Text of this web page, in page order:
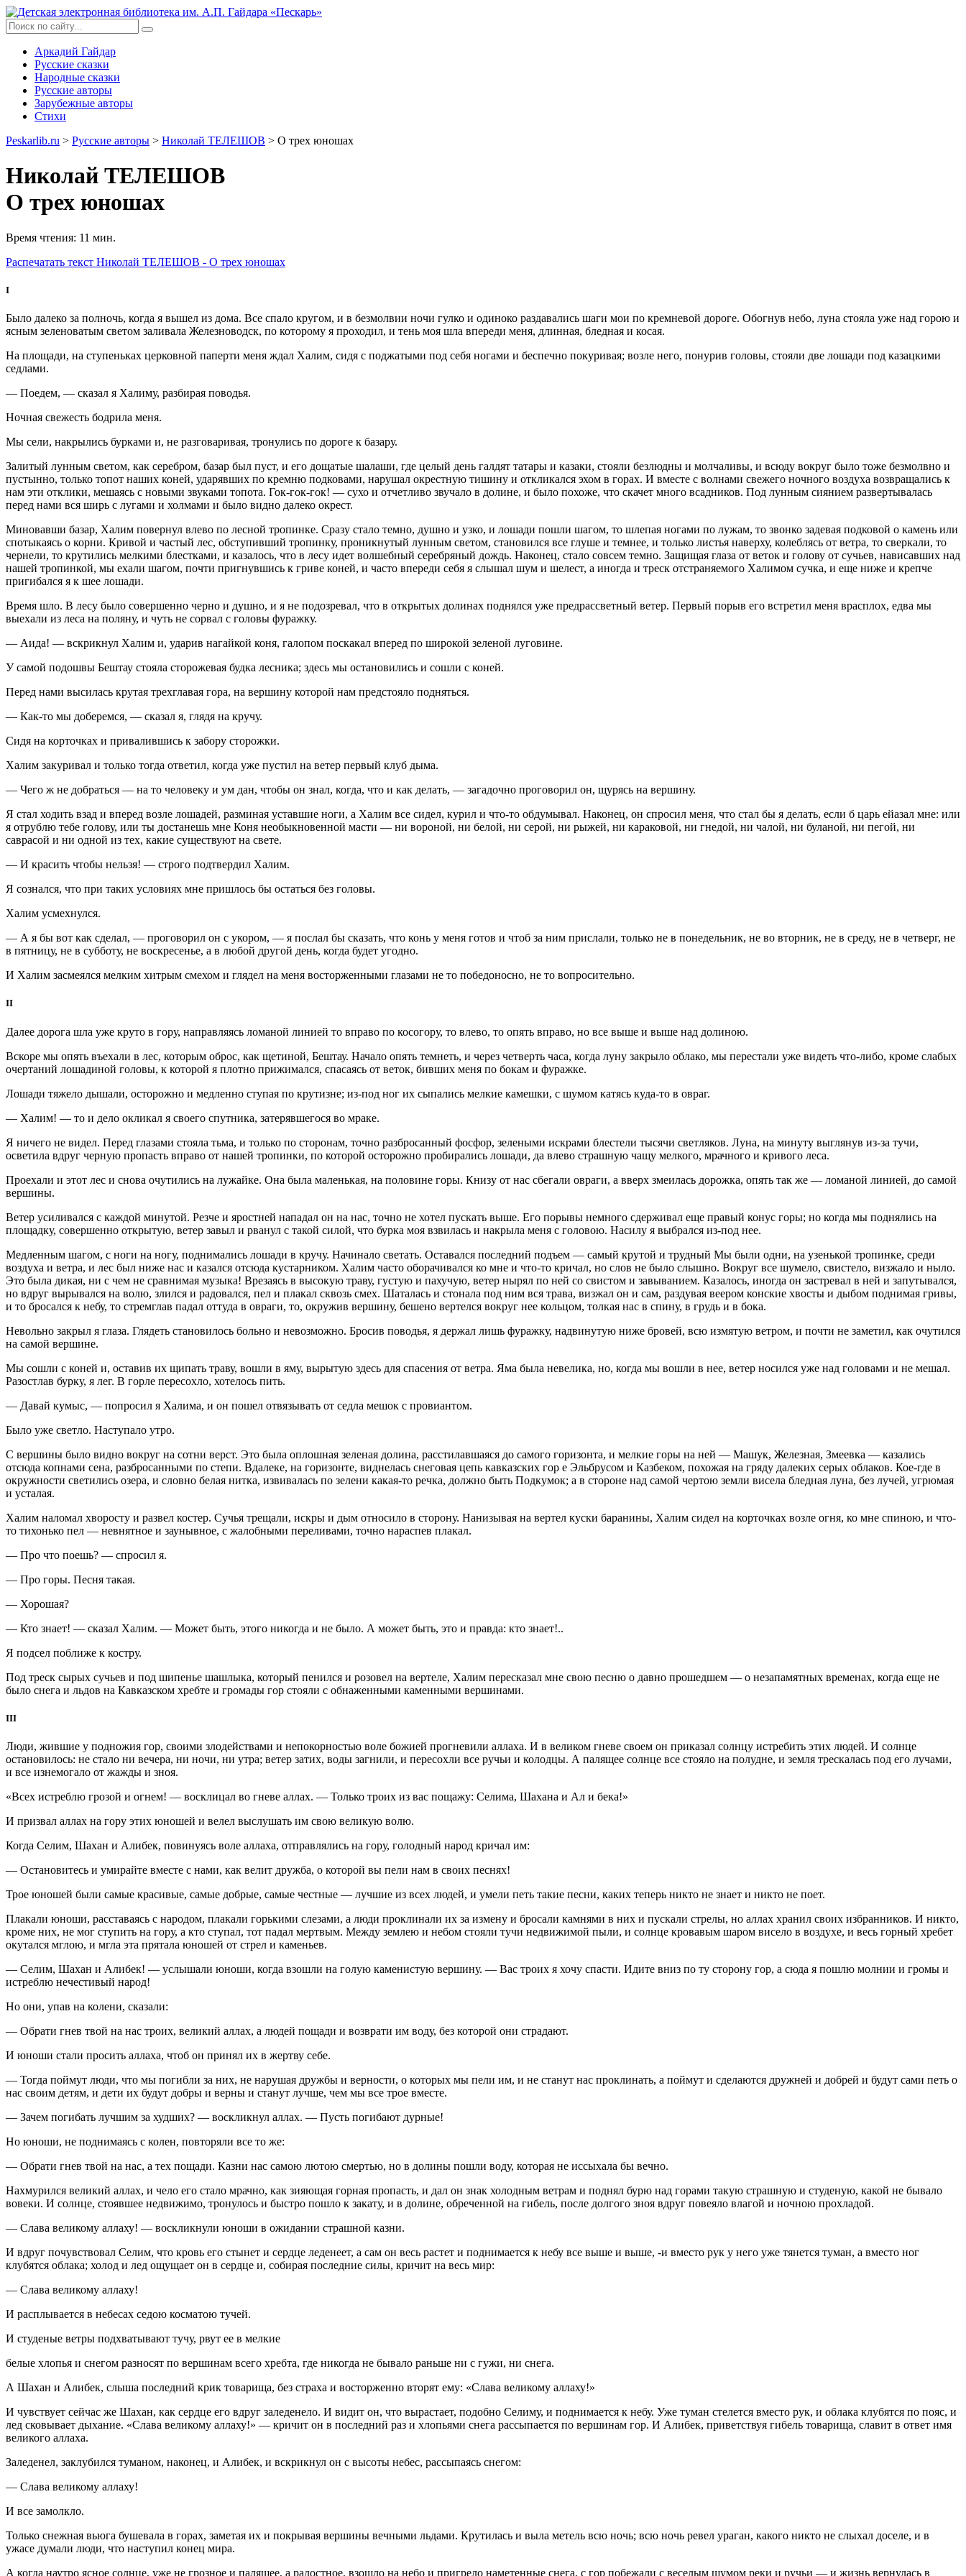
Аркадий Гайдар
Русские сказки
Народные сказки
Русские авторы
Зарубежные авторы
Стихи
Peskarlib.ru > Русские авторы > Николай ТЕЛЕШОВ > О трех юношах
Николай ТЕЛЕШОВ
О трех юношах
Время чтения: 11 мин.
Распечатать текст Николай ТЕЛЕШОВ - О трех юношах
I
Было далеко за полночь, когда я вышел из дома. Все спало кругом, и в безмолвии ночи гулко и одиноко раздавались шаги мои по кремневой дороге. Обогнув небо, луна стояла уже над горою и
ясным зеленоватым светом заливала Железноводск, по которому я проходил, и тень моя шла впереди меня, длинная, бледная и косая.
На площади, на ступеньках церковной паперти меня ждал Халим, сидя с поджатыми под себя ногами и беспечно покуривая; возле него, понурив головы, стояли две лошади под казацкими
седлами.
— Поедем, — сказал я Халиму, разбирая поводья.
Ночная свежесть бодрила меня.
Мы сели, накрылись бурками и, не разговаривая, тронулись по дороге к базару.
Залитый лунным светом, как серебром, базар был пуст, и его дощатые шалаши, где целый день галдят татары и казаки, стояли безлюдны и молчаливы, и всюду вокруг было тоже безмолвно и
пустынно, только топот наших коней, ударявших по кремню подковами, нарушал окрестную тишину и откликался эхом в горах. И вместе с волнами свежего ночного воздуха возвращались к
нам эти отклики, мешаясь с новыми звуками топота. Гок-гок-гок! — сухо и отчетливо звучало в долине, и было похоже, что скачет много всадников. Под лунным сиянием развертывалась
перед нами вся ширь с лугами и холмами и было видно далеко окрест.
Миновавши базар, Халим повернул влево по лесной тропинке. Сразу стало темно, душно и узко, и лошади пошли шагом, то шлепая ногами по лужам, то звонко задевая подковой о камень или
спотыкаясь о корни. Кривой и частый лес, обступивший тропинку, проникнутый лунным светом, становился все глуше и темнее, и только листья наверху, колеблясь от ветра, то сверкали, то
чернели, то крутились мелкими блестками, и казалось, что в лесу идет волшебный серебряный дождь. Наконец, стало совсем темно. Защищая глаза от веток и голову от сучьев, нависавших над
нашей тропинкой, мы ехали шагом, почти пригнувшись к гриве коней, и часто впереди себя я слышал шум и шелест, а иногда и треск отстраняемого Халимом сучка, и еще ниже и крепче
пригибался я к шее лошади.
Время шло. В лесу было совершенно черно и душно, и я не подозревал, что в открытых долинах поднялся уже предрассветный ветер. Первый порыв его встретил меня врасплох, едва мы
выехали из леса на поляну, и чуть не сорвал с головы фуражку.
— Аида! — вскрикнул Халим и, ударив нагайкой коня, галопом поскакал вперед по широкой зеленой луговине.
У самой подошвы Бештау стояла сторожевая будка лесника; здесь мы остановились и сошли с коней.
Перед нами высилась крутая трехглавая гора, на вершину которой нам предстояло подняться.
— Как-то мы доберемся, — сказал я, глядя на кручу.
Сидя на корточках и привалившись к забору сторожки.
Халим закуривал и только тогда ответил, когда уже пустил на ветер первый клуб дыма.
— Чего ж не добраться — на то человеку и ум дан, чтобы он знал, когда, что и как делать, — загадочно проговорил он, щурясь на вершину.
Я стал ходить взад и вперед возле лошадей, разминая уставшие ноги, а Халим все сидел, курил и что-то обдумывал. Наконец, он спросил меня, что стал бы я делать, если б царь ейазал мне: или
я отрублю тебе голову, или ты достанешь мне Коня необыкновенной масти — ни вороной, ни белой, ни серой, ни рыжей, ни караковой, ни гнедой, ни чалой, ни буланой, ни пегой, ни
саврасой и ни одной из тех, какие существуют на свете.
— И красить чтобы нельзя! — строго подтвердил Халим.
Я сознался, что при таких условиях мне пришлось бы остаться без головы.
Халим усмехнулся.
— А я бы вот как сделал, — проговорил он с укором, — я послал бы сказать, что конь у меня готов и чтоб за ним прислали, только не в понедельник, не во вторник, не в среду, не в четверг, не
в пятницу, не в субботу, не воскресенье, а в любой другой день, когда будет угодно.
И Халим засмеялся мелким хитрым смехом и глядел на меня восторженными глазами не то победоносно, не то вопросительно.
II
Далее дорога шла уже круто в гору, направляясь ломаной линией то вправо по косогору, то влево, то опять вправо, но все выше и выше над долиною.
Вскоре мы опять въехали в лес, которым оброс, как щетиной, Бештау. Начало опять темнеть, и через четверть часа, когда луну закрыло облако, мы перестали уже видеть что-либо, кроме слабых
очертаний лошадиной головы, к которой я плотно прижимался, спасаясь от веток, бивших меня по бокам и фуражке.
Лошади тяжело дышали, осторожно и медленно ступая по крутизне; из-под ног их сыпались мелкие камешки, с шумом катясь куда-то в овраг.
— Халим! — то и дело окликал я своего спутника, затерявшегося во мраке.
Я ничего не видел. Перед глазами стояла тьма, и только по сторонам, точно разбросанный фосфор, зелеными искрами блестели тысячи светляков. Луна, на минуту выглянув из-за тучи,
осветила вдруг черную пропасть вправо от нашей тропинки, по которой осторожно пробирались лошади, да влево страшную чащу мелкого, мрачного и кривого леса.
Проехали и этот лес и снова очутились на лужайке. Она была маленькая, на половине горы. Книзу от нас сбегали овраги, а вверх змеилась дорожка, опять так же — ломаной линией, до самой
вершины.
Ветер усиливался с каждой минутой. Резче и яростней нападал он на нас, точно не хотел пускать выше. Его порывы немного сдерживал еще правый конус горы; но когда мы поднялись на
площадку, совершенно открытую, ветер завыл и рванул с такой силой, что бурка моя взвилась и накрыла меня с головою. Насилу я выбрался из-под нее.
Медленным шагом, с ноги на ногу, поднимались лошади в кручу. Начинало светать. Оставался последний подъем — самый крутой и трудный Мы были одни, на узенькой тропинке, среди
воздуха и ветра, и лес был ниже нас и казался отсюда кустарником. Халим часто оборачивался ко мне и что-то кричал, но слов не было слышно. Вокруг все шумело, свистело, визжало и ныло.
Это была дикая, ни с чем не сравнимая музыка! Врезаясь в высокую траву, густую и пахучую, ветер нырял по ней со свистом и завыванием. Казалось, иногда он застревал в ней и запутывался,
но вдруг вырывался на волю, злился и радовался, пел и плакал сквозь смех. Шаталась и стонала под ним вся трава, визжал он и сам, раздувая веером конские хвосты и дыбом поднимая гривы,
и то бросался к небу, то стремглав падал оттуда в овраги, то, окружив вершину, бешено вертелся вокруг нее кольцом, толкая нас в спину, в грудь и в бока.
Невольно закрыл я глаза. Глядеть становилось больно и невозможно. Бросив поводья, я держал лишь фуражку, надвинутую ниже бровей, всю измятую ветром, и почти не заметил, как очутился
на самой вершине.
Мы сошли с коней и, оставив их щипать траву, вошли в яму, вырытую здесь для спасения от ветра. Яма была невелика, но, когда мы вошли в нее, ветер носился уже над головами и не мешал.
Разостлав бурку, я лег. В горле пересохло, хотелось пить.
— Давай кумыс, — попросил я Халима, и он пошел отвязывать от седла мешок с провиантом.
Было уже светло. Наступало утро.
С вершины было видно вокруг на сотни верст. Это была оплошная зеленая долина, расстилавшаяся до самого горизонта, и мелкие горы на ней — Машук, Железная, Змеевка — казались
отсюда копнами сена, разбросанными по степи. Вдалеке, на горизонте, виднелась снеговая цепь кавказских гор е Эльбрусом и Казбеком, похожая на гряду далеких серых облаков. Кое-где в
окружности светились озера, и словно белая нитка, извивалась по зелени какая-то речка, должно быть Подкумок; а в стороне над самой чертою земли висела бледная луна, без лучей, угрюмая
и усталая.
Халим наломал хворосту и развел костер. Сучья трещали, искры и дым относило в сторону. Нанизывая на вертел куски баранины, Халим сидел на корточках возле огня, ко мне спиною, и что-
то тихонько пел — невнятное и заунывное, с жалобными переливами, точно нараспев плакал.
— Про что поешь? — спросил я.
— Про горы. Песня такая.
— Хорошая?
— Кто знает! — сказал Халим. — Может быть, этого никогда и не было. А может быть, это и правда: кто знает!..
Я подсел поближе к костру.
Под треск сырых сучьев и под шипенье шашлыка, который пенился и розовел на вертеле, Халим пересказал мне свою песню о давно прошедшем — о незапамятных временах, когда еще не
было снега и льдов на Кавказском хребте и громады гор стояли с обнаженными каменными вершинами.
III
Люди, жившие у подножия гор, своими злодействами и непокорностью воле божией прогневили аллаха. И в великом гневе своем он приказал солнцу истребить этих людей. И солнце
остановилось: не стало ни вечера, ни ночи, ни утра; ветер затих, воды загнили, и пересохли все ручьи и колодцы. А палящее солнце все стояло на полудне, и земля трескалась под его лучами,
и все изнемогало от жажды и зноя.
«Всех истреблю грозой и огнем! — восклицал во гневе аллах. — Только троих из вас пощажу: Селима, Шахана и Ал и бека!»
И призвал аллах на гору этих юношей и велел выслушать им свою великую волю.
Когда Селим, Шахан и Алибек, повинуясь воле аллаха, отправлялись на гору, голодный народ кричал им:
— Остановитесь и умирайте вместе с нами, как велит дружба, о которой вы пели нам в своих песнях!
Трое юношей были самые красивые, самые добрые, самые честные — лучшие из всех людей, и умели петь такие песни, каких теперь никто не знает и никто не поет.
Плакали юноши, расставаясь с народом, плакали горькими слезами, а люди проклинали их за измену и бросали камнями в них и пускали стрелы, но аллах хранил своих избранников. И никто,
кроме них, не мог ступить на гору, а кто ступал, тот падал мертвым. Между землею и небом стояли тучи недвижимой пыли, и солнце кровавым шаром висело в воздухе, и весь горный хребет
окутался мглою, и мгла эта прятала юношей от стрел и каменьев.
— Селим, Шахан и Алибек! — услышали юноши, когда взошли на голую каменистую вершину. — Вас троих я хочу спасти. Идите вниз по ту сторону гор, а сюда я пошлю молнии и громы и
истреблю нечестивый народ!
Но они, упав на колени, сказали:
— Обрати гнев твой на нас троих, великий аллах, а людей пощади и возврати им воду, без которой они страдают.
И юноши стали просить аллаха, чтоб он принял их в жертву себе.
— Тогда поймут люди, что мы погибли за них, не нарушая дружбы и верности, о которых мы пели им, и не станут нас проклинать, а поймут и сделаются дружней и добрей и будут сами петь о
нас своим детям, и дети их будут добры и верны и станут лучше, чем мы все трое вместе.
— Зачем погибать лучшим за худших? — воскликнул аллах. — Пусть погибают дурные!
Но юноши, не поднимаясь с колен, повторяли все то же:
— Обрати гнев твой на нас, а тех пощади. Казни нас самою лютою смертью, но в долины пошли воду, которая не иссыхала бы вечно.
Нахмурился великий аллах, и чело его стало мрачно, как зияющая горная пропасть, и дал он знак холодным ветрам и поднял бурю над горами такую страшную и студеную, какой не бывало
вовеки. И солнце, стоявшее недвижимо, тронулось и быстро пошло к закату, и в долине, обреченной на гибель, после долгого зноя вдруг повеяло влагой и ночною прохладой.
— Слава великому аллаху! — воскликнули юноши в ожидании страшной казни.
И вдруг почувствовал Селим, что кровь его стынет и сердце леденеет, а сам он весь растет и поднимается к небу все выше и выше, -и вместо рук у него уже тянется туман, а вместо ног
клубятся облака; холод и лед ощущает он в сердце и, собирая последние силы, кричит на весь мир:
— Слава великому аллаху!
И расплывается в небесах седою косматою тучей.
И студеные ветры подхватывают тучу, рвут ее в мелкие
белые хлопья и снегом разносят по вершинам всего хребта, где никогда не бывало раньше ни с гужи, ни снега.
А Шахан и Алибек, слыша последний крик товарища, без страха и восторженно вторят ему: «Слава великому аллаху!»
И чувствует сейчас же Шахан, как сердце его вдруг заледенело. И видит он, что вырастает, подобно Селиму, и поднимается к небу. Уже туман стелется вместо рук, и облака клубятся по пояс, и
лед сковывает дыхание. «Слава великому аллаху!» — кричит он в последний раз и хлопьями снега рассыпается по вершинам гор. И Алибек, приветствуя гибель товарища, славит в ответ имя
великого аллаха.
Заледенел, заклубился туманом, наконец, и Алибек, и вскрикнул он с высоты небес, рассыпаясь снегом:
— Слава великому аллаху!
И все замолкло.
Только снежная вьюга бушевала в горах, заметая их и покрывая вершины вечными льдами. Крутилась и выла метель всю ночь; всю ночь ревел ураган, какого никто не слыхал доселе, и в
ужасе думали люди, что наступил конец мира.
А когда наутро ясное солнце, уже не грозное и палящее, а радостное, взошло на небо и пригрело наметенные снега, с гор побежали с веселым шумом реки и ручьи — и жизнь вернулась в